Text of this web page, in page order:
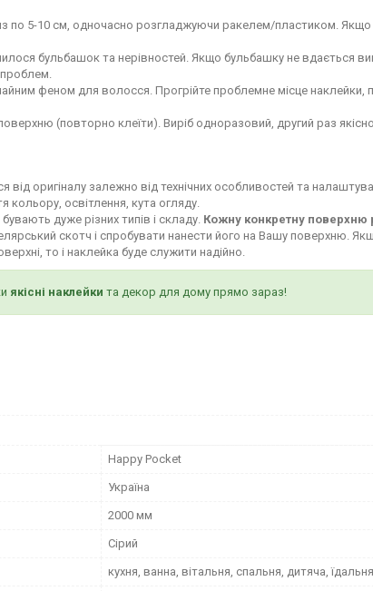
по 5-10 см, одночасно розгладжуючи ракелем/пластиком. Якщо
бульбашок та нерівностей. Якщо бульбашку не вдається
феном для волосся. Прогрійте проблемне місце наклейки,
(повторно клеїти). Виріб одноразовий, другий раз
від оригіналу залежно від технічних особливостей та
кольору, освітлення, кута огляду.
дуже різних типів і складу. Кожну конкретну
скотч і спробувати нанести його на Вашу поверхню.
то і наклейка буде служити надійно.
якісні наклейки та декор для дому прямо зараз!
Happy Pocket
Україна
2000 мм
Сірий
кухня, ванна, вітальня, спальня, дитяча,